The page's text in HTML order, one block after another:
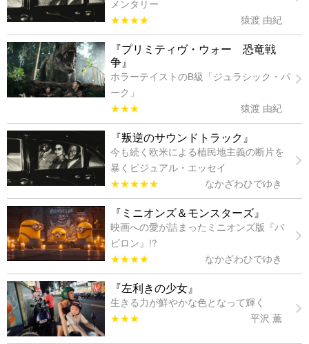
メンタリー
★★★★
猿渡 由紀
『プリミティヴ・ウォー 恐竜戦
争』
ホラーテイストのB級「ジュラシック・パ
ーク」
★★★
猿渡 由紀
『叛逆のサウンドトラック』
今も続く欧米による植民地主義の断片を
暴くビジュアル・エッセイ
★★★★★
なかざわひでゆき
『ミニオンズ＆モンスターズ』
映画への愛が詰まったミニオンズ版『バ
ビロン』!?
★★★★
なかざわひでゆき
『左利きの少女』
生きる力が鮮やかな色となって輝く
★★★
平沢 薫